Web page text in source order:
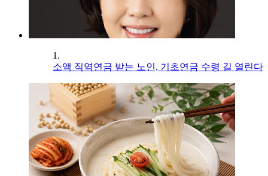
1.
소액 직역연금 받는 노인, 기초연금 수령 길 열린다